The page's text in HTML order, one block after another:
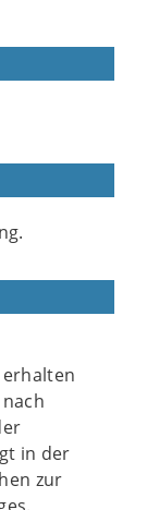
erhalten
in der
zur